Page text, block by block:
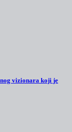
vizionara koji je